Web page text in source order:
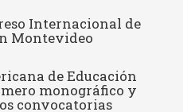
Internacional de
Montevideo
de Educación
monográfico y
convocatorias